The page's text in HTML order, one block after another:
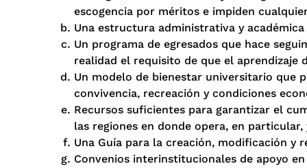
escogencia por méritos e impiden
Una estructura administrativa y
Un programa de egresados que hace
realidad el requisito de que el aprendizaje
Un modelo de bienestar universitario que
convivencia, recreación y condiciones
Recursos suficientes para garantizar el
las regiones en donde opera, en particular,
Una Guía para la creación, modificación y
Convenios interinstitucionales de apoyo